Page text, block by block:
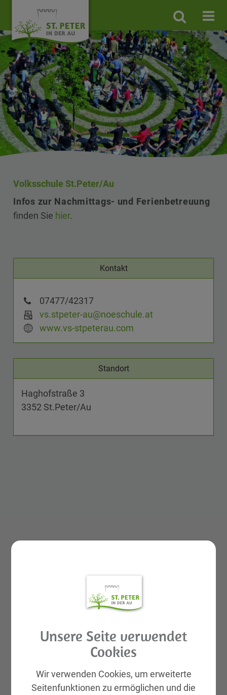
Site
search
toggle
Volksschule St.Peter/Au
Infos zur Nachmittags- und Ferienbetreuung
finden Sie hier.
Kontakt
07477/42317
vs.stpeter-au@noeschule.at
www.vs-stpeterau.com
Standort
Haghofstraße 3
3352 St.Peter/Au
GEMEINDELEBEN
Rund ums Kind Basar
Galerien
Leben & Wohnen
Unsere Seite verwendet
Cookies
Wir verwenden Cookies, um erweiterte
Seitenfunktionen zu ermöglichen und die